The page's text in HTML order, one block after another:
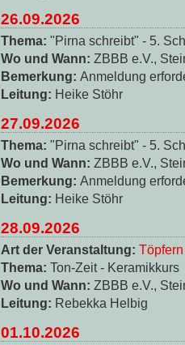
26.09.2026
Thema: "Pirna schreibt" - 5.
Wo und Wann: ZBBB e.V.,
Bemerkung: Anmeldung
Leitung: Heike Stöhr
27.09.2026
Thema: "Pirna schreibt" - 5.
Wo und Wann: ZBBB e.V.,
Bemerkung: Anmeldung
Leitung: Heike Stöhr
28.09.2026
Art der Veranstaltung: Töpfern
Thema: Ton-Zeit - Keramikkurs
Wo und Wann: ZBBB e.V.,
Leitung: Rebekka Helbig
01.10.2026